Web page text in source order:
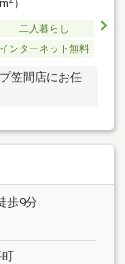
）
二人暮らし
インターネット無料
笠間店にお任
歩9分